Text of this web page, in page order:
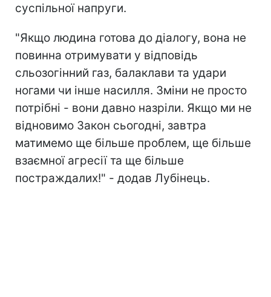
суспільної напруги.
"Якщо людина готова до діалогу, вона не
повинна отримувати у відповідь
сльозогінний газ, балаклави та удари
ногами чи інше насилля. Зміни не просто
потрібні - вони давно назріли. Якщо ми не
відновимо Закон сьогодні, завтра
матимемо ще більше проблем, ще більше
взаємної агресії та ще більше
постраждалих!" - додав Лубінець.